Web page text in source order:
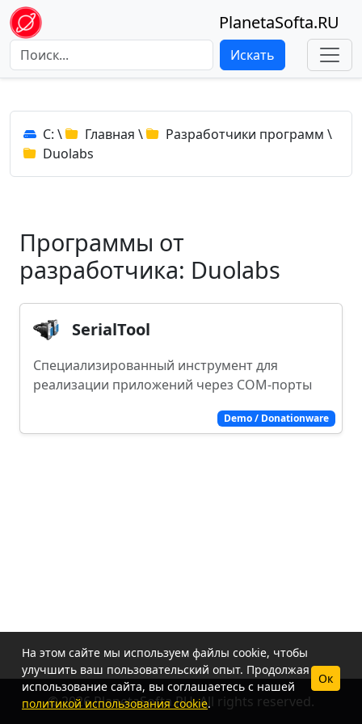
PlanetaSofta.RU
Искать
C: \ Главная \ Разработчики программ \
Duolabs
Программы от
разработчика: Duolabs
Demo / Donationware
SerialTool
Специализированный инструмент для
реализации приложений через COM-порты
© 2026 PlanetaSofta.RU. All rights reserved.
На этом сайте мы используем файлы cookie, чтобы
улучшить ваш пользовательский опыт. Продолжая
использование сайта, вы соглашаетесь с нашей
политикой использования cookie.
Ок